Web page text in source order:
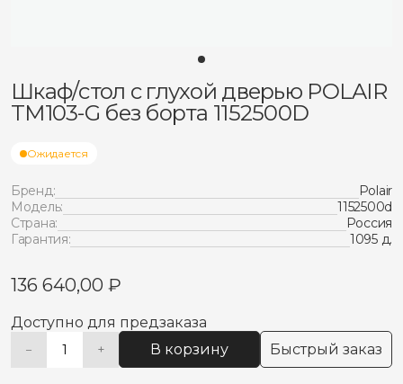
Шкаф/стол с глухой дверью POLAIR
TM103-G без борта 1152500D
Ожидается
Бренд:
Polair
Модель:
1152500d
Страна:
Россия
Гарантия:
1095 д.
136 640,00 ₽
Доступно для предзаказа
−
Количество + В корзину Быстрый заказ
Alternative: